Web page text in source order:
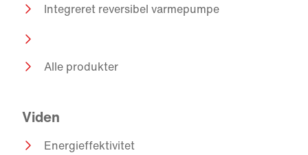
Integreret reversibel varmepumpe
Alle produkter
Viden
Energieffektivitet